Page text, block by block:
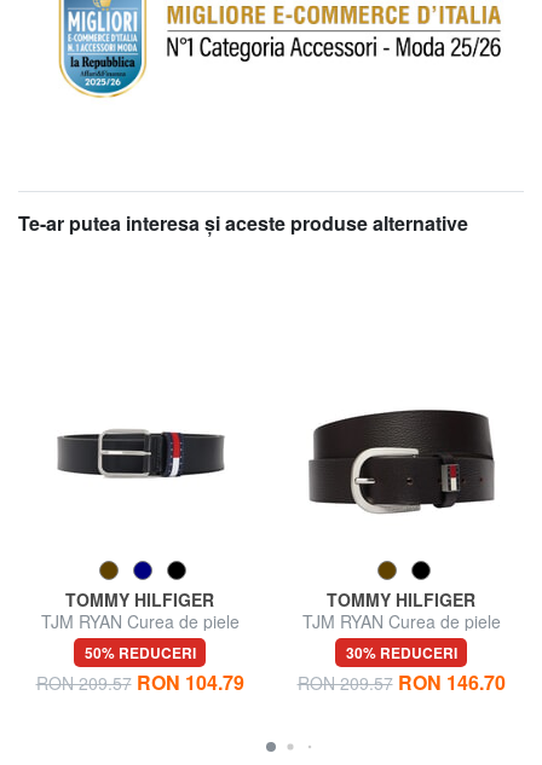
Te-ar putea interesa şi aceste produse alternative
TOMMY HILFIGER
TJM RYAN Curea de piele
50% REDUCERI
RON 209.57 RON 104.79
TOMMY HILFIGER
TJM RYAN Curea de piele
30% REDUCERI
RON 209.57 RON 146.70